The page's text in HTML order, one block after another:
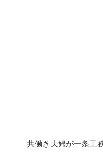
共働き夫婦が一条工